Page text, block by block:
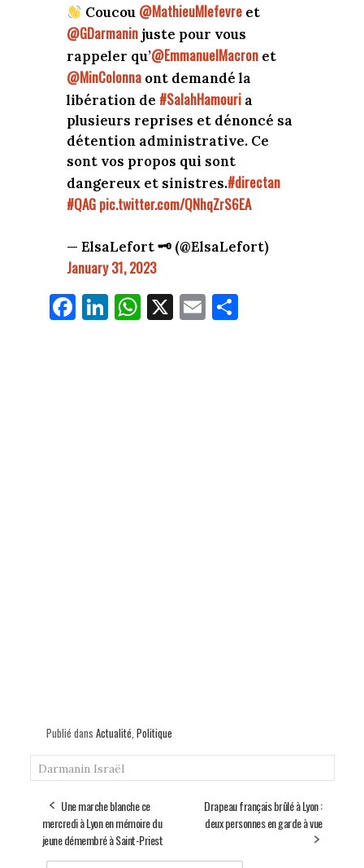
Coucou @MathieuMlefevre et
@GDarmaninjuste pour vous
rappeler qu’@EmmanuelMacron et
@MinColonna ont demandé la
libération de #SalahHamouri a
plusieurs reprises et dénoncé sa
détention administrative. Ce
sont vos propos qui sont
dangereux et sinistres.#directan
#QAG pic.twitter.com/QNhqZrS6EA
— ElsaLefort 🗝 (@ElsaLefort)
January 31, 2023
Fa
ce
Li
nk
W
ha
X E
m
Pa
rt
Publié dans Actualité Politique
Darmanin Israël
Une marche blanche ce
mercredi à Lyon en mémoire du
jeune démembré à Saint-Priest
Drapeau français brûlé à Lyon :
deux personnes en garde à vue